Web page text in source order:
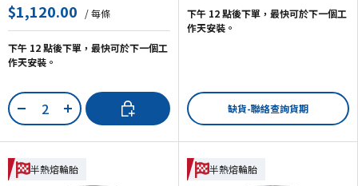
$1,120.00 / 每條
下午 12 點後下單，最快可於下一個工
作天安裝。
數量
- +
加入購物車
下午 12 點後下單，最快可於下一個工
作天安裝。
缺貨-聯絡查詢貨期
半熱熔輪胎 半熱熔輪胎